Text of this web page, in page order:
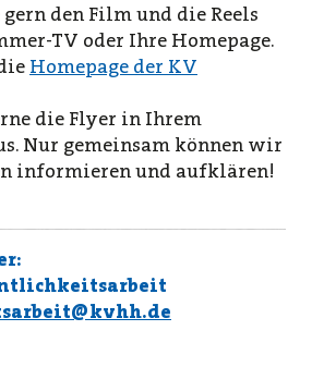
den Film und die Reels
TV oder Ihre Homepage.
Homepage der KV
die Flyer in Ihrem
Nur gemeinsam können wir
informieren und aufklären!